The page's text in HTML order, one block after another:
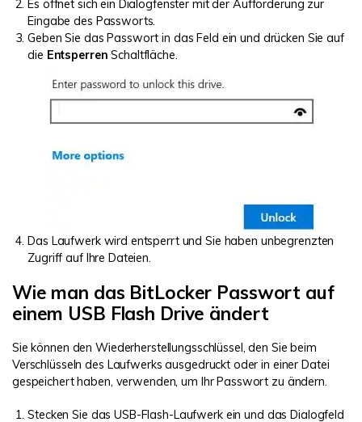
Es öffnet sich ein Dialogfenster mit der Aufforderung zur
Eingabe des Passworts.
Geben Sie das Passwort in das Feld ein und drücken Sie auf
die EntsperrenSchaltfläche.
Das Laufwerk wird entsperrt und Sie haben unbegrenzten
Zugriff auf Ihre Dateien.
Wie man das BitLocker Passwort auf
einem USB Flash Drive ändert
Sie können den Wiederherstellungsschlüssel, den Sie beim
Verschlüsseln des Laufwerks ausgedruckt oder in einer Datei
gespeichert haben, verwenden, um Ihr Passwort zu ändern.
Stecken Sie das USB-Flash-Laufwerk ein und das Dialogfeld